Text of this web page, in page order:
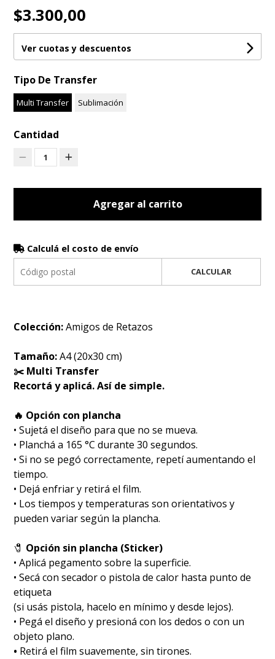
$3.300,00
Ver cuotas y descuentos
Tipo De Transfer
Multi Transfer Sublimación
Cantidad
1
Agregar al carrito
Calculá el costo de envío
CALCULAR
Colección:Amigos de Retazos
Tamaño:A4 (20x30 cm)
✂️ Multi Transfer
Recortá y aplicá. Así de simple.
🔥 Opción con plancha
• Sujetá el diseño para que no se mueva.
• Planchá a 165 °C durante 30 segundos.
• Si no se pegó correctamente, repetí aumentando el
tiempo.
• Dejá enfriar y retirá el film.
• Los tiempos y temperaturas son orientativos y
pueden variar según la plancha.
🧷 Opción sin plancha (Sticker)
• Aplicá pegamento sobre la superficie.
• Secá con secador o pistola de calor hasta punto de
etiqueta
(si usás pistola, hacelo en mínimo y desde lejos).
• Pegá el diseño y presioná con los dedos o con un
objeto plano.
• Retirá el film suavemente, sin tirones.